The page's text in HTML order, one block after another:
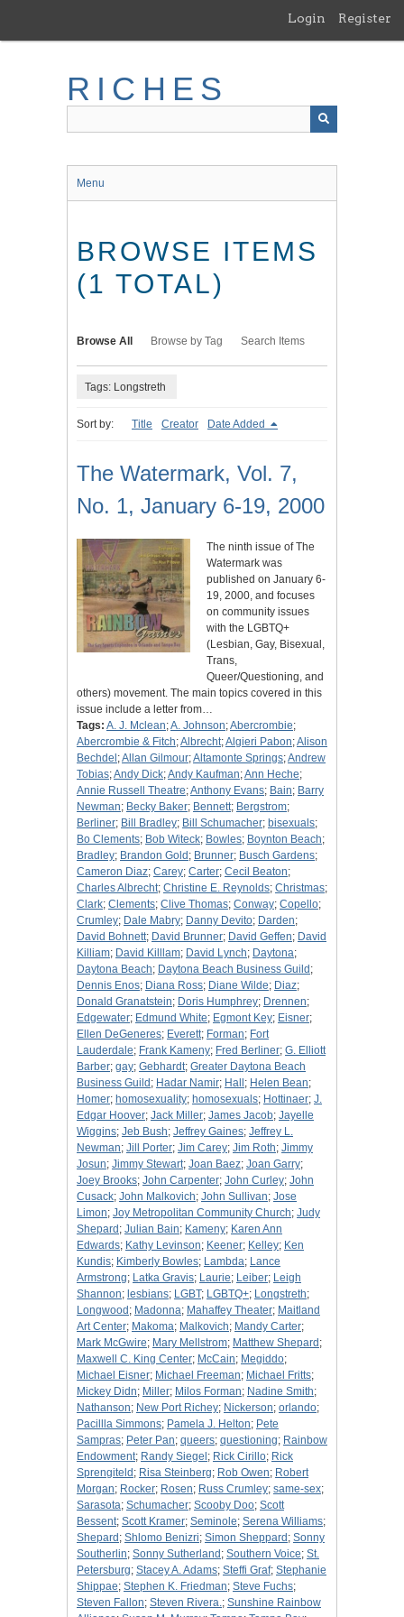
main
Login Register
RICHES
Menu
BROWSE ITEMS
(1 TOTAL)
Browse All Browse by Tag Search Items
Tags: Longstreth
Sort by: Title Creator Date Added
The Watermark, Vol. 7,
No. 1, January 6-19, 2000
The ninth issue of The
Watermark was
published on January 6-
19, 2000, and focuses
on community issues
with the LGBTQ+
(Lesbian, Gay, Bisexual,
Trans,
Queer/Questioning, and
others) movement. The main topics covered in this
issue include a letter from…
Tags: A. J. Mclean;A. Johnson;Abercrombie;
Abercrombie & Fitch;Albrecht;Algieri Pabon;Alison
Bechdel ;Allan Gilmour;Altamonte Springs;Andrew
Tobias;Andy Dick;Andy Kaufman;Ann Heche;
Annie Russell Theatre;Anthony Evans; Bain; Barry
Newman; Becky Baker; Bennett; Bergstrom;
Berliner; Bill Bradley; Bill Schumacher; bisexuals;
Bo Clements; Bob Witeck; Bowles; Boynton Beach;
Bradley; Brandon Gold ; Brunner; Busch Gardens;
Cameron Diaz; Carey; Carter; Cecil Beaton;
Charles Albrecht; Christine E. Reynolds; Christmas;
Clark; Clements; Clive Thomas; Conway; Copello;
Crumley; Dale Mabry; Danny Devito; Darden;
David Bohnett; David Brunner; David Geffen; David
Killiam; David Killlam; David Lynch; Daytona;
Daytona Beach; Daytona Beach Business Guild ;
Dennis Enos; Diana Ross; Diane Wilde; Diaz;
Donald Granatstein; Doris Humphrey; Drennen;
Edgewater; Edmund White; Egmont Key; Eisner;
Ellen DeGeneres; Everett; Forman; Fort
Lauderdale; Frank Kameny; Fred Berliner; G. Elliott
Barber; gay; Gebhardt; Greater Daytona Beach
Business Guild ; Hadar Namir; Hall ; Helen Bean;
Homer; homosexuality; homosexuals; Hottinaer; J.
Edgar Hoover; Jack Miller; James Jacob; Jayelle
Wiggins; Jeb Bush; Jeffrey Gaines; Jeffrey L.
Newman; Jill Porter; Jim Carey; Jim Roth; Jimmy
Josun; Jimmy Stewart; Joan Baez; Joan Garry;
Joey Brooks; John Carpenter; John Curley; John
Cusack; John Malkovich; John Sullivan; Jose
Limon; Joy Metropolitan Community Church; Judy
Shepard ; Julian Bain; Kameny; Karen Ann
Edwards; Kathy Levinson; Keener; Kelley; Ken
Kundis; Kimberly Bowles; Lambda; Lance
Armstrong; Latka Gravis; Laurie; Leiber; Leigh
Shannon; lesbians; LGBT; LGBTQ+; Longstreth;
Longwood ; Madonna; Mahaffey Theater; Maitland
Art Center; Makoma; Malkovich; Mandy Carter;
Mark McGwire; Mary Mellstrom; Matthew Shepard ;
Maxwell C. King Center; McCain; Megiddo;
Michael Eisner; Michael Freeman; Michael Fritts;
Mickey Didn; Miller; Milos Forman; Nadine Smith;
Nathanson; New Port Richey; Nickerson; orlando;
Pacillla Simmons; Pamela J. Helton; Pete
Sampras; Peter Pan; queers; questioning; Rainbow
Endowment; Randy Siegel ; Rick Cirillo; Rick
Sprengiteld ; Risa Steinberg; Rob Owen; Robert
Morgan; Rocker; Rosen; Russ Crumley; same-sex;
Sarasota; Schumacher; Scooby Doo; Scott
Bessent; Scott Kramer; Seminole; Serena Williams;
Shepard ; Shlomo Benizri; Simon Sheppard ; Sonny
Southerlin; Sonny Sutherland ; Southern Voice; St.
Petersburg; Stacey A. Adams; Steffi Graf; Stephanie
Shippae; Stephen K. Friedman; Steve Fuchs;
Steven Fallon; Steven Rivera.; Sunshine Rainbow